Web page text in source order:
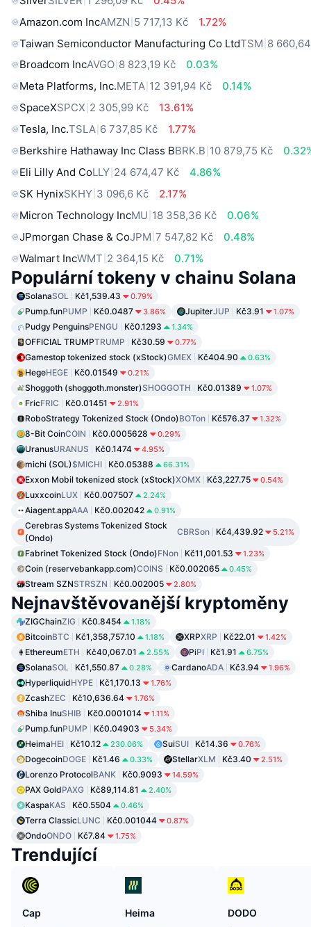
Amazon.com IncAMZN 5 717,13 Kč
1.72%
Taiwan Semiconductor Manufacturing Co LtdTSM 8
Broadcom IncAVGO 8 823,19 Kč
0.03%
Meta Platforms, Inc.META 12 391,94 Kč
0.14%
SpaceXSPCX 2 305,99 Kč
13.61%
Tesla, Inc.TSLA 6 737,85 Kč
1.77%
Berkshire Hathaway Inc Class BBRK.B 10 879,75 Kč
Eli Lilly And CoLLY 24 674,47 Kč
4.86%
SK HynixSKHY 3 096,6 Kč
2.17%
Micron Technology IncMU 18 358,36 Kč
0.06%
JPmorgan Chase & CoJPM 7 547,82 Kč
0.48%
Walmart IncWMT 2 364,15 Kč 0.71%
Populární tokeny v chainu Solana
SolanaSOL Kč1,539.43 0.79%
Pump.funPUMP Kč0.0487 3.86% JupiterJUP Kč3.91 1.07%
Pudgy PenguinsPENGU Kč0.1293 1.34%
OFFICIAL TRUMPTRUMP Kč30.59 0.77%
Gamestop tokenized stock (xStock)GMEX Kč404.90 0.63%
HegeHEGE Kč0.01549 0.21%
Shoggoth (shoggoth.monster)SHOGGOTH Kč0.01389 1.07%
FricFRIC Kč0.01451 2.91%
RoboStrategy Tokenized Stock (Ondo)BOTon Kč576.37 1.32%
8-Bit CoinCOIN Kč0.0005628 0.29%
UranusURANUS Kč0.1474 4.95%
michi (SOL)$MICHI Kč0.05388 66.31%
Exxon Mobil tokenized stock (xStock)XOMX Kč3,227.75 0.54%
LuxxcoinLUX Kč0.007507 2.24%
Aiagent.appAAA Kč0.002042 0.91%
Cerebras Systems Tokenized Stock
(Ondo)
CBRSon Kč4,439.92 5.21%
Fabrinet Tokenized Stock (Ondo)FNon Kč11,001.53 1.23%
Coin (reservebankapp.com)COINS Kč0.002065 0.45%
Stream SZNSTRSZN Kč0.002005 2.80%
Nejnavštěvovanější kryptoměny
ZIGChainZIG Kč0.8454 1.18%
BitcoinBTC Kč1,358,757.10 1.18% XRPXRP Kč22.01 1.42%
EthereumETH Kč40,067.01 2.55% PiPI Kč1.91 6.75%
SolanaSOL Kč1,550.87 0.28% CardanoADA Kč3.94 1.96%
HyperliquidHYPE Kč1,170.13 1.76%
ZcashZEC Kč10,636.64 1.76%
Shiba InuSHIB Kč0.0001014 1.11%
Pump.funPUMP Kč0.04903 5.34%
HeimaHEI Kč10.12 230.06% SuiSUI Kč14.36 0.76%
DogecoinDOGE Kč1.46 0.33% StellarXLM Kč3.40 2.51%
Lorenzo ProtocolBANK Kč0.9093 14.59%
PAX GoldPAXG Kč89,114.81 2.40%
KaspaKAS Kč0.5504 0.46%
Terra ClassicLUNC Kč0.001044 0.87%
OndoONDO Kč7.84 1.75%
Trendující
Cap
Heima
DODO